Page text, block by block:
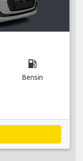
local_gas_station
Bensin